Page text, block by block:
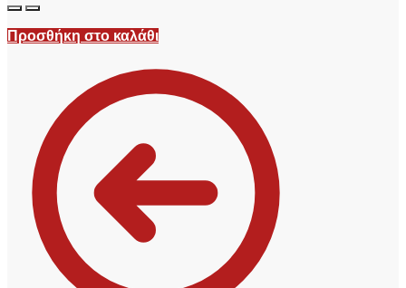
Προσθήκη στο καλάθι